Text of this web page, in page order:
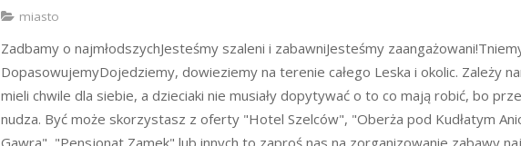
miasto
Zadbamy o najmłodszychJesteśmy szaleni i zabawniJesteśmy
DopasowujemyDojedziemy, dowieziemy na terenie całego Leska i okolic. Zależy
mieli chwile dla siebie, a dzieciaki nie musiały dopytywać o to co mają robić, bo
nudza. Być może skorzystasz z oferty "Hotel Szelców", "Oberża pod Kudłatym
Gawra", "Pensjonat Zamek" lub innych to zaproś nas na zorganizowanie zabawy